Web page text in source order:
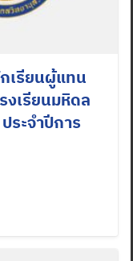
เรียนผู้แทน
งเรียนมหิดล
ระจำปีการ